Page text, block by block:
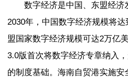
数字经济是中国、东盟经济
2030年，中国数字经济规模将
盟国家数字经济规模可达2万亿
3.0版首次将数字经济专章纳入
的制度基础。海南自贸港实施